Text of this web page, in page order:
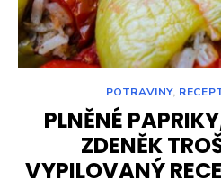
POTRAVINY,
PLNĚNÉ
ZDENĚK
VYPILOVANÝ